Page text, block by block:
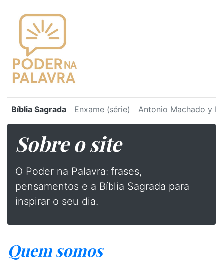
Bíblia Sagrada Enxame (série) Antonio Machado y
Sobre o site
O Poder na Palavra: frases,
pensamentos e a Bíblia Sagrada para
inspirar o seu dia.
Quem somos